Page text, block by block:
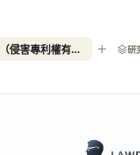
99年度民專上字第74號（侵害專利權有關財產權爭議） 研